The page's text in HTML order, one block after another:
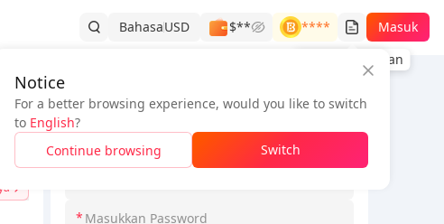
BahasaUSD $**
****
Riwayat Pesanan
Masuk
Informasi Pesanan
*Pilih Loginmodel
*
Notice
For a better browsing experience, would you like to switch
to English?
Continue browsing
Switch